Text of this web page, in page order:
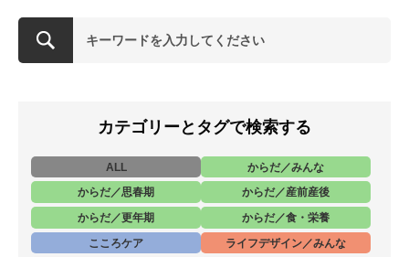
お知らせ
カテゴリーとタグで検索する
ALL
からだ／みんな
からだ／思春期
からだ／産前産後
からだ／更年期
からだ／食・栄養
こころケア
ライフデザイン／みんな